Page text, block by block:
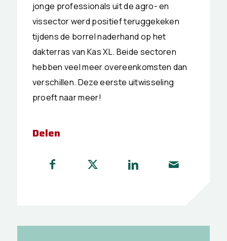
jonge professionals uit de agro- en
vissector werd positief teruggekeken
tijdens de borrel naderhand op het
dakterras van Kas XL. Beide sectoren
hebben veel meer overeenkomsten dan
verschillen. Deze eerste uitwisseling
proeft naar meer!
Delen